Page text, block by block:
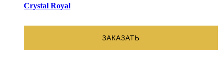
Crystal Royal
ЗАКАЗАТЬ